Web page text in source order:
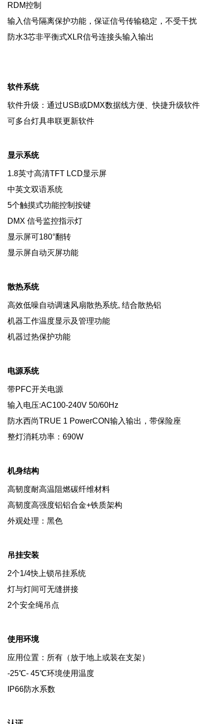
RDM控制
输入信号隔离保护功能，保证信号传输稳定，不受干扰
防水3芯非平衡式XLR信号连接头输入输出
软件系统
软件升级：通过USB或DMX数据线方便、快捷升级软件
可多台灯具串联更新软件
显示系统
1.8英寸高清TFT LCD显示屏
中英文双语系统
5个触摸式功能控制按键
DMX 信号监控指示灯
显示屏可180°翻转
显示屏自动灭屏功能
散热系统
高效低噪自动调速风扇散热系统, 结合散热铝
机器工作温度显示及管理功能
机器过热保护功能
电源系统
带PFC开关电源
输入电压:AC100-240V 50/60Hz
防水西尚TRUE 1 PowerCON输入输出，带保险座
整灯消耗功率：690W
机身结构
高韧度耐高温阻燃碳纤维材料
高韧度高强度铝铝合金+铁质架构
外观处理：黑色
吊挂安装
2个1/4快上锁吊挂系统
灯与灯间可无缝拼接
2个安全绳吊点
使用环境
应用位置：所有（放于地上或装在支架）
-25℃- 45℃环境使用温度
IP66防水系数